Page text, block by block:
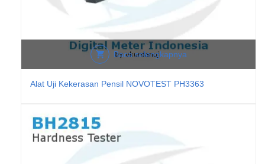
Baca selengkapnya
Alat Uji Kekerasan Pensil NOVOTEST PH3363